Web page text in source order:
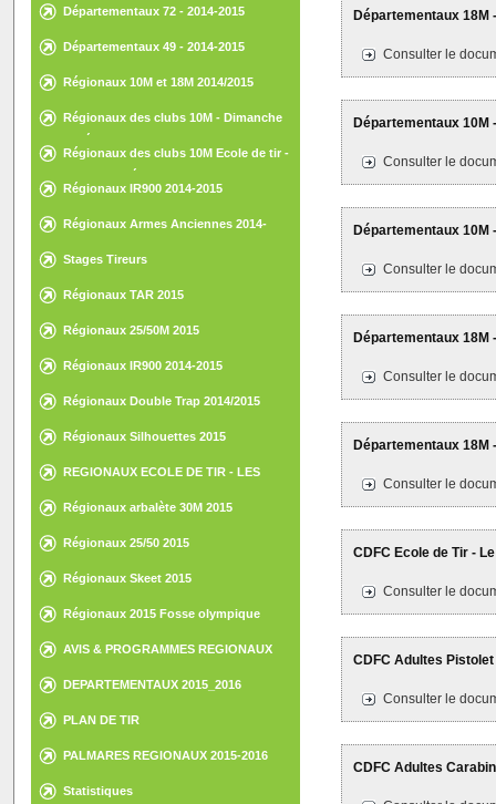
Départementaux 72 - 2014-2015
Départementaux 49 - 2014-2015
Régionaux 10M et 18M 2014/2015
Régionaux des clubs 10M - Dimanche
15 février 2015 - St-Nazaire
Régionaux des clubs 10M Ecole de tir -
Samedi 14 février 2015 - St-Nazaire
Régionaux IR900 2014-2015
Régionaux Armes Anciennes 2014-
Stages Tireurs
Régionaux TAR 2015
Régionaux 25/50M 2015
Régionaux IR900 2014-2015
Régionaux Double Trap 2014/2015
Régionaux Silhouettes 2015
REGIONAUX ECOLE DE TIR - LES
Régionaux arbalète 30M 2015
Régionaux 25/50 2015
Régionaux Skeet 2015
Régionaux 2015 Fosse olympique
AVIS & PROGRAMMES REGIONAUX
DEPARTEMENTAUX 2015_2016
PLAN DE TIR
PALMARES REGIONAUX 2015-2016
Statistiques
Départementaux 18M
Consulter le
Départementaux 10M
Consulter le
Départementaux 10M
Consulter le
Départementaux 18M
Consulter le
Départementaux 18M
Consulter le
CDFC Ecole de Tir -
Consulter le
CDFC Adultes
Consulter le
CDFC Adultes